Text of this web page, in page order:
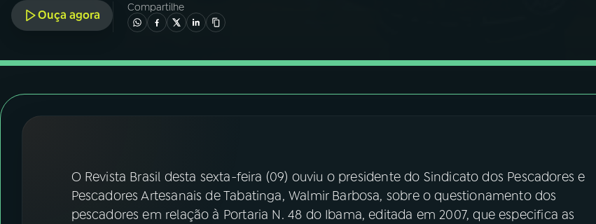
ACOMPANHE A RÁDIO NACIONAL
YouTube Facebook
Ouça agora
Compartilhe
O Revista Brasil desta sexta-feira (09) ouviu o presidente do Sindicato dos Pescadores e
Pescadores Artesanais de Tabatinga, Walmir Barbosa, sobre o questionamento dos
pescadores em relação à Portaria N. 48 do Ibama, editada em 2007, que especifica as